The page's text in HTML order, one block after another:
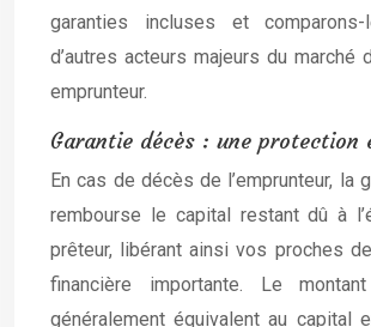
garanties incluses et
d’autres acteurs majeurs du marché
emprunteur.
Garantie décès : une protection
En cas de décès de l’emprunteur, la
rembourse le capital restant dû à
prêteur, libérant ainsi vos proches
financière importante. Le
généralement équivalent au capital